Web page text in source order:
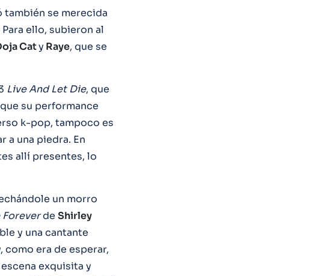
se merecida
Para ello, subieron al
Caty Raye, que se
Live And Let Die, que
su performance
k-pop, tampoco es
a una piedra. En
allí presentes, lo
un morro
de Shirley
y una cantante
como era de esperar,
exquisita y